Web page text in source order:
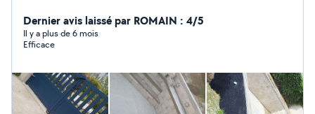
pavé..), dalles, terrasses.... 14 ans d'expérience
professionnelle.
Dernier avis laissé par ROMAIN : 4/5
Il y a plus de 6 mois
Efficace